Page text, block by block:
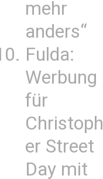
mehr
anders“
Fulda:
Werbung
für
Christoph
er Street
Day mit